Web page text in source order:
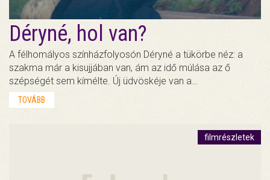
Déryné, hol van?
A félhomályos színházfolyosón Déryné a tükörbe néz: a
szakma már a kisujjában van, ám az idő múlása az ő
szépségét sem kímélte. Új üdvöskéje van a…
TOVÁBB
filmrészletek